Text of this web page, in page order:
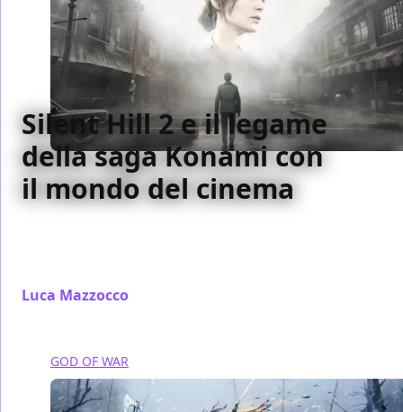
Silent Hill 2 e il legame
della saga Konami con
il mondo del cinema
Luca Mazzocco
GOD OF WAR